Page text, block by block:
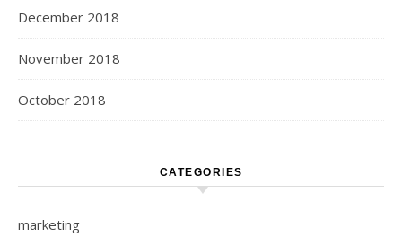
December 2018
November 2018
October 2018
CATEGORIES
marketing